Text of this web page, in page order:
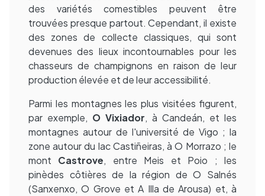
des variétés comestibles peuvent être
trouvées presque partout. Cependant, il existe
des zones de collecte classiques, qui sont
devenues des lieux incontournables pour les
chasseurs de champignons en raison de leur
production élevée et de leur accessibilité.
Parmi les montagnes les plus visitées figurent,
par exemple, O Vixiador, à Candeán, et les
montagnes autour de l'université de Vigo ; la
zone autour du lac Castiñeiras, à O Morrazo ; le
mont Castrove, entre Meis et Poio ; les
pinèdes côtières de la région de O Salnés
(Sanxenxo, O Grove et A Illa de Arousa) et, à